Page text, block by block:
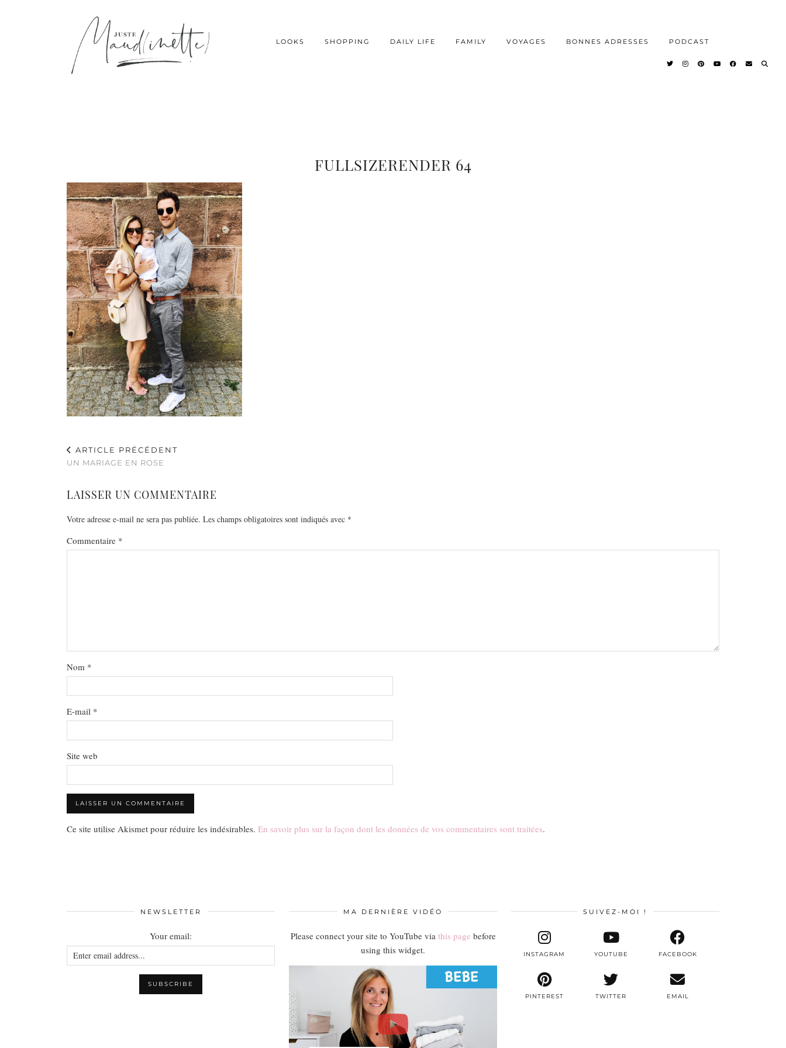
LOOKS SHOPPING DAILY LIFE FAMILY VOYAGES BONNES ADRESSES PODCAST
FULLSIZERENDER 64
ARTICLE PRÉCÉDENT
UN MARIAGE EN ROSE
LAISSER UN COMMENTAIRE
Votre adresse e-mail ne sera pas publiée. Les champs obligatoires sont indiqués avec *
Commentaire *
Nom *
E-mail *
Site web
Ce site utilise Akismet pour réduire les indésirables. En savoir plus sur la façon dont les données de vos commentaires sont traitées.
NEWSLETTER
Your email:
MA DERNIÈRE VIDÉO
Please connect your site to YouTube via this page before
using this widget.
SUIVEZ-MOI !
TWITTER
INSTAGRAM FACEBOOK
PINTEREST
YOUTUBE
EMAIL